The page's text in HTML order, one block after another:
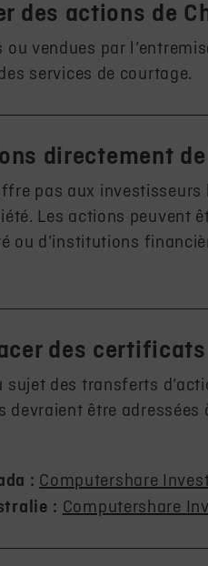
des actions de
vendues par
services de courtage.
directement
pas aux investisseurs
Les actions peuvent
ou d’institutions
des certificats
des transferts
devraient être
: Computershare
: Computershare